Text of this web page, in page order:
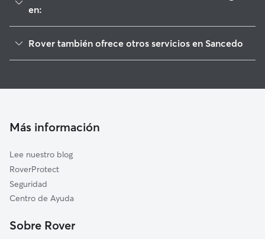
en:
Fabero
Cabañas Raras
Páramo del Sil
Cacabelos
Ponferrada
Villafranca del Bierzo
Rover también ofrece otros servicios en Sancedo
Cuidado de mascota en Sancedo
Más información
Lee nuestro blog
RoverProtect
Seguridad
Centro de Ayuda
Sobre Rover